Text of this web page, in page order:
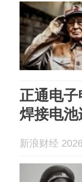
正通电
焊接电
新浪财经